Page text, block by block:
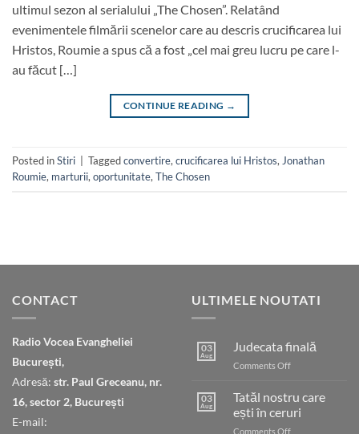
ultimul sezon al serialului „The Chosen”. Relatând
evenimentele filmării scenelor care au descris crucificarea lui
Hristos, Roumie a spus că a fost „cel mai greu lucru pe care l-
au făcut […]
CONTINUE READING →
Posted inStiri Taggedconvertire, crucificarea lui Hristos, Jonathan
Roumie, marturii, oportunitate, The Chosen
CONTACT
Radio Vocea Evangheliei
București,
Adresă: str. Paul Greceanu, nr.
16, sector 2, București
E-mail:
ULTIMELE NOUTATI
03
Aug
Judecata finală
Comments Offon
03
Aug
Tatăl nostru care
ești în ceruri
Comments Offon